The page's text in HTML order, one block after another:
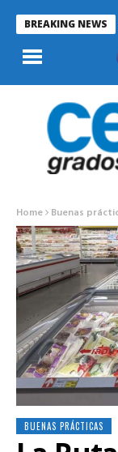
BREAKING NEWS
Home Buenas
BUENAS PRÁCTICAS